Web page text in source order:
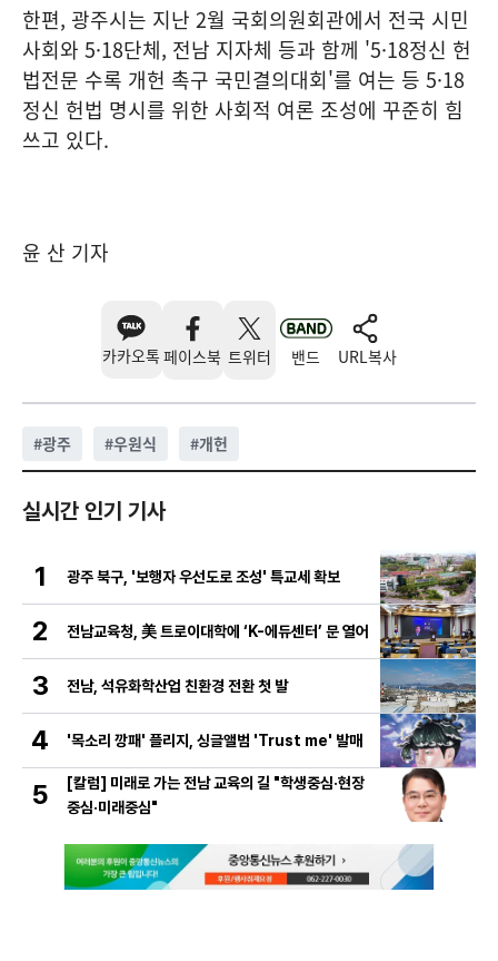
한편, 광주시는 지난 2월 국회의원회관에서 전국 시민
사회와 5·18단체, 전남 지자체 등과 함께 '5·18정신 헌
법전문 수록 개헌 촉구 국민결의대회'를 여는 등 5·18
정신 헌법 명시를 위한 사회적 여론 조성에 꾸준히 힘
쓰고 있다.
윤 산 기자
카카오톡 페이스북 트위터 밴드 URL복사
#광주 #우원식 #개헌
실시간 인기 기사
1 광주 북구, '보행자 우선도로 조성' 특교세 확보
2 전남교육청, 美 트로이대학에 ‘K-에듀센터’ 문 열어
3 전남, 석유화학산업 친환경 전환 첫 발
4 '목소리 깡패' 플리지, 싱글앨범 'Trust me' 발매
5
[칼럼] 미래로 가는 전남 교육의 길 "학생중심·현장
중심·미래중심"